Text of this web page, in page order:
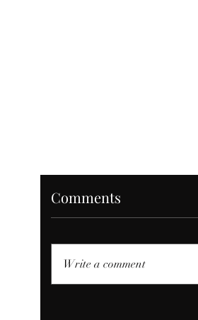
Comments
Write a comment